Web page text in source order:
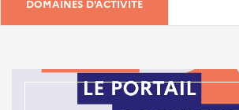
DOMAINES D'ACTIVITÉ